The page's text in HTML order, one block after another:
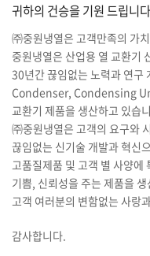
귀하의 건승을 기원 드립니
㈜중원냉열은 고객만족의 가
중원냉열은 산업용 열 교환기
30년간 끊임없는 노력과 연
Condenser, Condensing
교환기 제품을 생산하고 있습
㈜중원냉열은 고객의 요구와
끊임없는 신기술 개발과 혁신
고품질제품 및 고객 별 사양에
기쁨, 신뢰성을 주는 제품을
고객 여러분의 변함없는 사랑
감사합니다.